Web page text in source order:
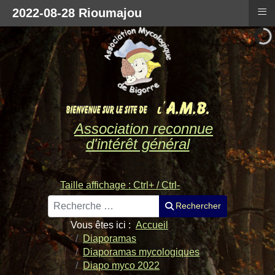
Association reconnue
d'intérêt général
Taille affichage : Ctrl+ / Ctrl-
Rechercher
Rechercher
Vous êtes ici : Accueil
Diaporamas
Diaporamas mycologiques
Diapo myco 2022
2022-08-28 Rioumajou ≡